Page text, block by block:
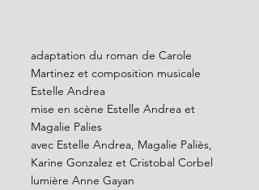
adaptation du roman de Carole
Martinez et composition musicale
Estelle Andrea
mise en scène Estelle Andrea et
Magalie Palies
avec Estelle Andrea, Magalie Paliès,
Karine Gonzalez et Cristobal Corbel
lumière Anne Gayan